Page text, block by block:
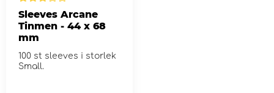
Sleeves Arcane
Tinmen - 44 x 68
mm
100 st sleeves i storlek
Small.